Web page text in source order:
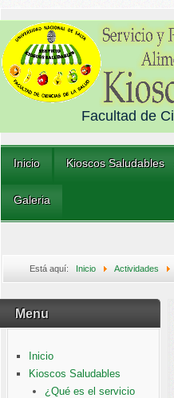
Facultad de
Inicio Kioscos Saludables
Galeria
Está aquí: Inicio Actividades
SALUDABLE EN EL ESTUDIANTE
Menu
Inicio
Kioscos Saludables
¿Qué es el servicio